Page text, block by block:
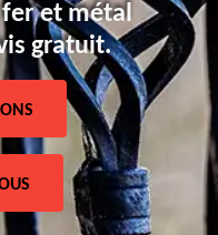
et métal
gratuit.